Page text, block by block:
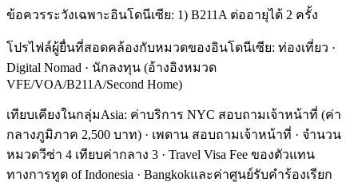
ข้อควรระวังเฉพาะอินโดนีเซีย: 1) B211A ต่ออายุได้ 2 ครั้ง
โปรไฟล์ผู้ยื่นที่สอดคล้องกับหมวดของอินโดนีเซีย: ท่องเที่ยว ·
Digital Nomad · นักลงทุน (อ้างอิงหมวด
VFE/VOA/B211A/Second Home)
เทียบเคียงในกลุ่มAsia: ค่าบริการ NYC สอบถามเจ้าหน้าที่ (ค่า
กลางภูมิภาค 2,500 บาท) · เพดาน สอบถามเจ้าหน้าที่ · จำนวน
หมวดวีซ่า 4 เทียบค่ากลาง 3 · Travel Visa Fee ของตัวแทน
ทางการทูต of Indonesia · Bangkokและค่าศูนย์รับคำร้องเรียก